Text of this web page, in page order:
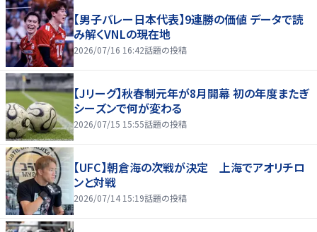
【男子バレー日本代表】9連勝の価値 データで読
み解くVNLの現在地
2026/07/16 16:42話題の投稿
【Jリーグ】秋春制元年が8月開幕 初の年度またぎ
シーズンで何が変わる
2026/07/15 15:55話題の投稿
【UFC】朝倉海の次戦が決定 上海でアオリチロ
ンと対戦
2026/07/14 15:19話題の投稿